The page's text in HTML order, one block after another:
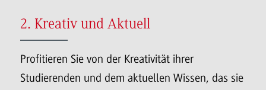
2. Kreativ und Aktuell
Profitieren Sie von der Kreativität ihrer
Studierenden und dem aktuellen Wissen, das sie